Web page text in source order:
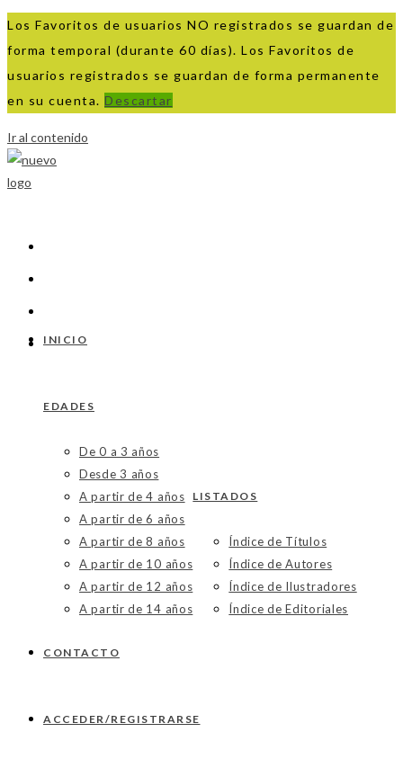
Los Favoritos de usuarios NO registrados se guardan de
forma temporal (durante 60 días). Los Favoritos de
usuarios registrados se guardan de forma permanente
en su cuenta. Descartar
Ir al contenido
INICIO
EDADES
De 0 a 3 años
Desde 3 años
A partir de 4 años
A partir de 6 años
A partir de 8 años
A partir de 10 años
A partir de 12 años
A partir de 14 años
LISTADOS
Índice de Títulos
Índice de Autores
Índice de Ilustradores
Índice de Editoriales
CONTACTO
ACCEDER/REGISTRARSE